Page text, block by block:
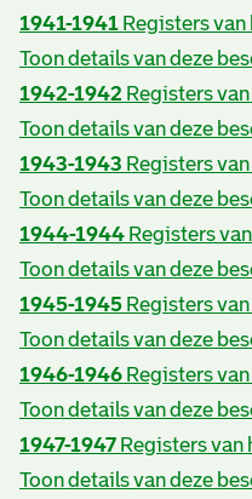
1941-1941 Registers
Toon details van deze
1942-1942 Registers
Toon details van deze
1943-1943 Registers
Toon details van deze
1944-1944 Registers
Toon details van deze
1945-1945 Registers
Toon details van deze
1946-1946 Registers
Toon details van deze
1947-1947 Registers van
Toon details van deze